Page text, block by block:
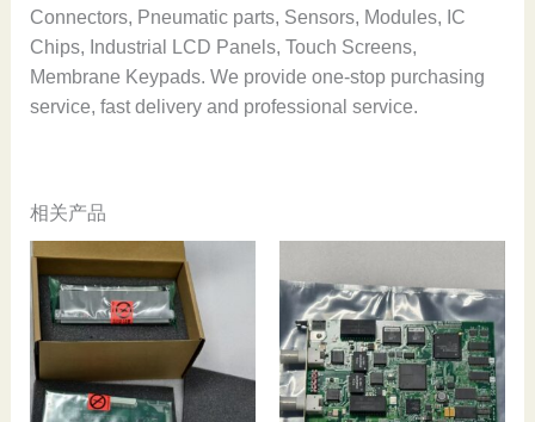
量
Connectors, Pneumatic parts, Sensors, Modules, IC
Chips, Industrial LCD Panels, Touch Screens,
Membrane Keypads. We provide one-stop purchasing
service, fast delivery and professional service.
相关产品